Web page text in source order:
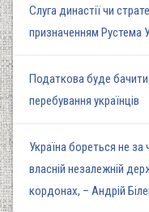
Слуга династії чи
призначенням Рустема
Податкова буде
перебування українців
Україна бореться не за
власній незалежній
кордонах, – Андрій